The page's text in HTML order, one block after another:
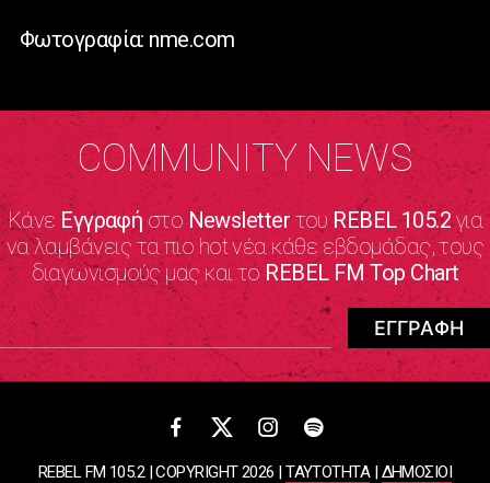
Φωτογραφία: nme.com
COMMUNITY NEWS
Κάνε Εγγραφήστο NewsletterτουREBEL 105.2για
να λαμβάνεις τα πιο hot νέα κάθε εβδομάδας, τους
διαγωνισμούς μας και το REBEL FM Top Chart
REBEL FM 105.2 | COPYRIGHT 2026 |ΤΑΥΤΟΤΗΤΑ|ΔΗΜΟΣΙΟΙ